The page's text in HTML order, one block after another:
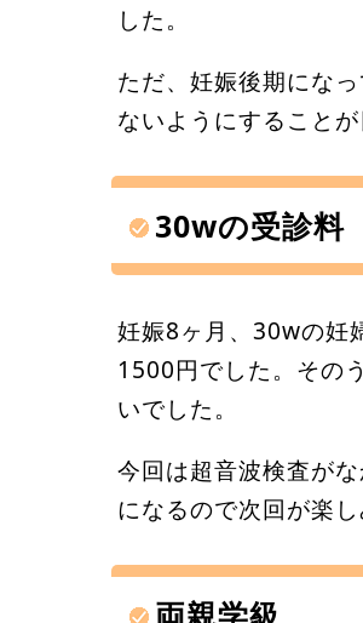
した。
ただ、妊娠後期にな
ないようにすることが
30wの受診料
妊娠8ヶ月、30wの妊
1500円でした。その
いでした。
今回は超音波検査が
になるので次回が楽し
両親学級